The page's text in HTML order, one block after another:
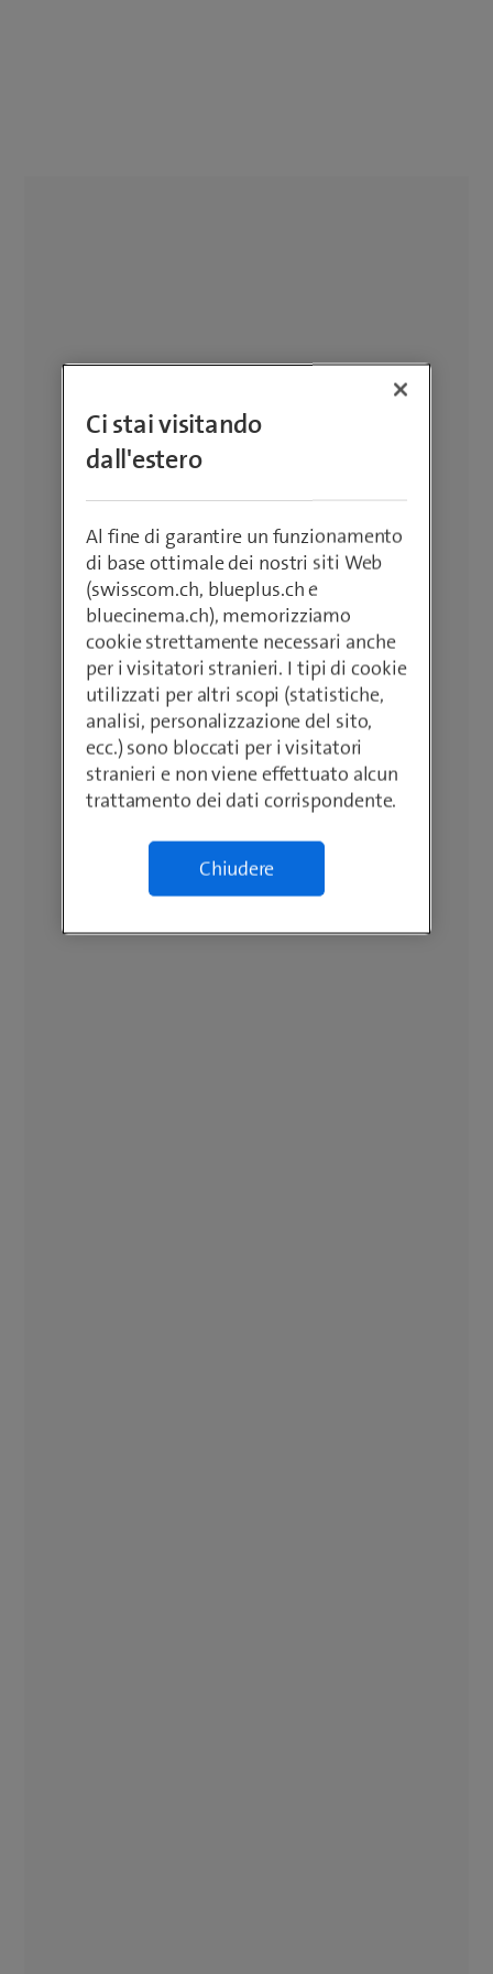
Ci stai visitando
dall'estero
Al fine di garantire un funzionamento
di base ottimale dei nostri siti Web
(swisscom.ch, blueplus.ch e
bluecinema.ch), memorizziamo
cookie strettamente necessari anche
per i visitatori stranieri. I tipi di cookie
utilizzati per altri scopi (statistiche,
analisi, personalizzazione del sito,
ecc.) sono bloccati per i visitatori
stranieri e non viene effettuato alcun
trattamento dei dati corrispondente.
Chiudere